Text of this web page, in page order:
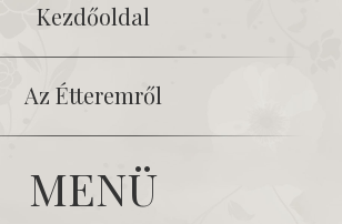
Kezdőoldal
Az Étteremről
MENÜ